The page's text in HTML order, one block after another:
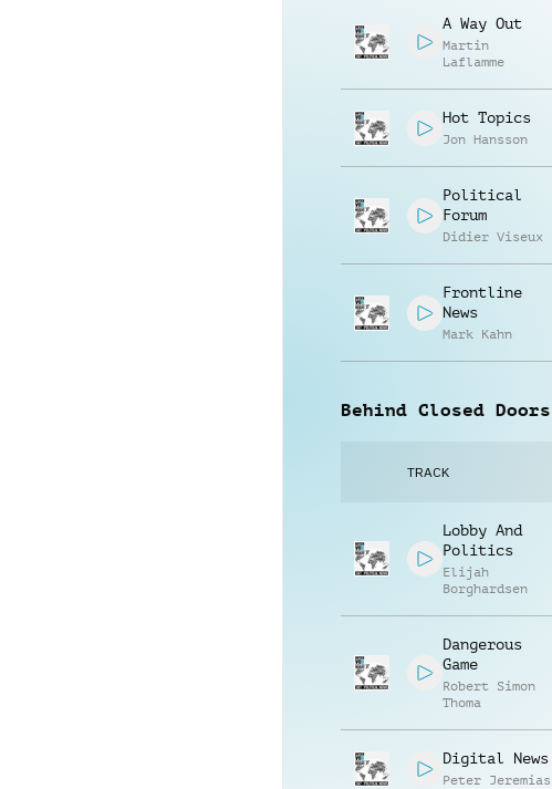
A Way Out
Martin
Laflamme
Hot Topics
Jon Hansson
Political
Forum
Didier Viseux
Frontline
News
Mark Kahn
Behind Closed Doors
TRACK
Lobby And
Politics
Elijah
Borghardsen
Dangerous
Game
Robert Simon
Thoma
Digital News
Peter Jeremias